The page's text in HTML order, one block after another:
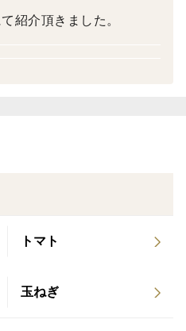
お願い致します。ご注文後
の栽培をしております。
より土のなかの微生物たち
紹介頂きました。
トマト
玉ねぎ